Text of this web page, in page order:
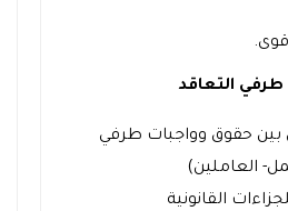
طرفي التعاقد
بين حقوق وواجبات طرفي
العاملين)
القانونية